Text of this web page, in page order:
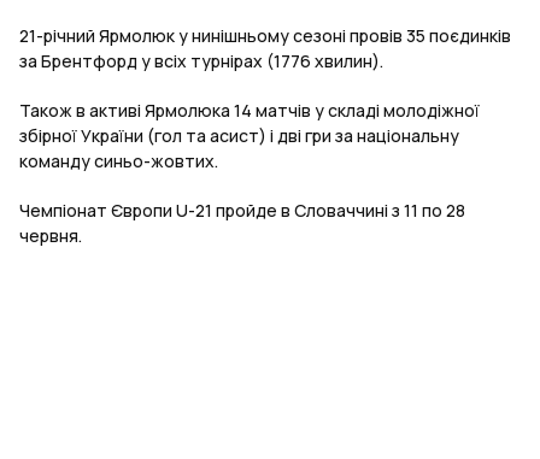
21-річний Ярмолюк у нинішньому сезоні провів 35 поєдинків
за Брентфорд у всіх турнірах (1776 хвилин).
Також в активі Ярмолюка 14 матчів у складі молодіжної
збірної України (гол та асист) і дві гри за національну
команду синьо-жовтих.
Чемпіонат Європи U-21 пройде в Словаччині з 11 по 28
червня.